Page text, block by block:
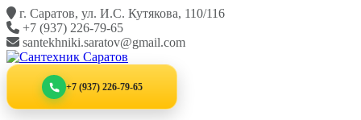
Перейти
к
контенту
г. Саратов, ул. И.С. Кутякова, 110/116
+7 (937) 226-79-65
santekhniki.saratov@gmail.com
+7 (937) 226-79-65